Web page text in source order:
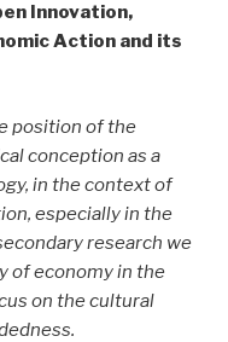
Innovation,
Action and its
position of the
conception as a
in the context of
especially in the
research we
of economy in the
on the cultural